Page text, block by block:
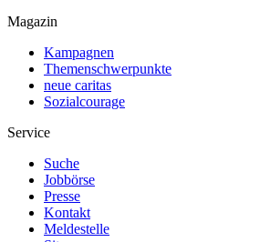
Magazin
Kampagnen
Themenschwerpunkte
neue caritas
Sozialcourage
Service
Suche
Jobbörse
Presse
Kontakt
Meldestelle